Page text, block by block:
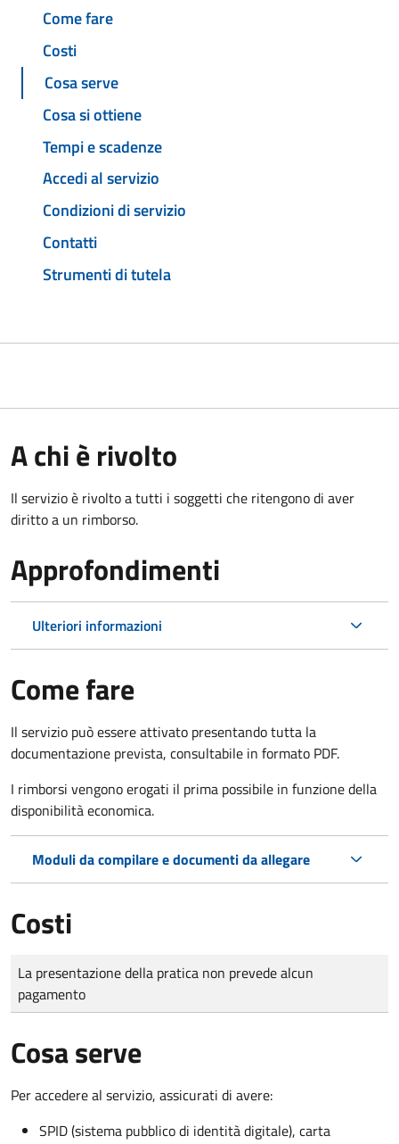
Come fare
Costi
Cosa serve
Cosa si ottiene
Tempi e scadenze
Accedi al servizio
Condizioni di servizio
Contatti
Strumenti di tutela
A chi è rivolto
Il servizio è rivolto a tutti i soggetti che ritengono di aver
diritto a un rimborso.
Approfondimenti
Ulteriori informazioni
Come fare
Il servizio può essere attivato presentando tutta la
documentazione prevista, consultabile in formato PDF.
I rimborsi vengono erogati il prima possibile in funzione della
disponibilità economica.
Moduli da compilare e documenti da allegare
Costi
Tipo di pagamento
Importo
La presentazione della pratica non prevede alcun
pagamento
Cosa serve
Per accedere al servizio, assicurati di avere:
SPID (sistema pubblico di identità digitale), carta